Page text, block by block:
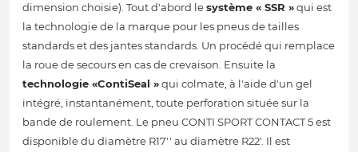
dimension choisie). Tout d'abord lesystème « SSR »qui est
la technologie de la marque pour les pneus de tailles
standards et des jantes standards. Un procédé qui remplace
la roue de secours en cas de crevaison. Ensuite la
technologie «ContiSeal »qui colmate, à l'aide d'un gel
intégré, instantanément, toute perforation située sur la
bande de roulement. Le pneu CONTI SPORT CONTACT 5 est
disponible du diamètre R17'' au diamètre R22'. Il est